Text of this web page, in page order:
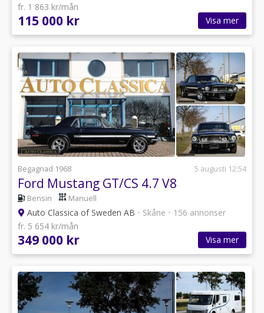
fr. 1 863 kr/mån
115 000 kr Visa mer
Begagnad 1968 5 augusti 12:54
Ford Mustang GT/CS 4.7 V8
Bensin Manuell
Auto Classica of Sweden AB • Skåne • 156 annonser
fr. 5 654 kr/mån
349 000 kr Visa mer